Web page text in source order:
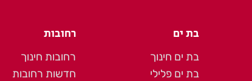
בת ים
בת ים חינוך
בת ים פלילי
רחובות
רחובות חינוך
חדשות רחובות